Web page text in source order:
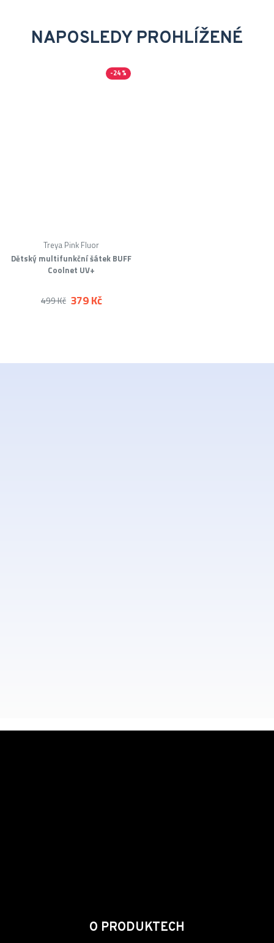
NAPOSLEDY PROHLÍŽENÉ
-24 %
Dětský multifunkční šátek BUFF
Coolnet UV+
Treya Pink Fluor
379 Kč
499 Kč
O PRODUKTECH